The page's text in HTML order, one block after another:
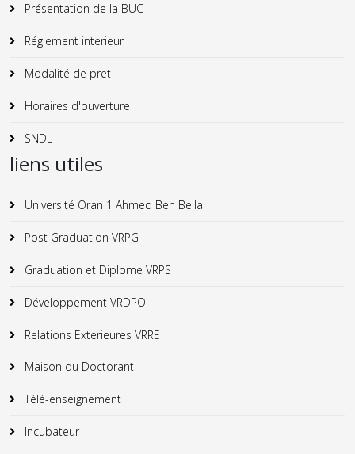
Présentation de la BUC
Réglement interieur
Modalité de pret
Horaires d'ouverture
SNDL
liens utiles
Université Oran 1 Ahmed Ben Bella
Post Graduation VRPG
Graduation et Diplome VRPS
Développement VRDPO
Relations Exterieures VRRE
Maison du Doctorant
Télé-enseignement
Incubateur